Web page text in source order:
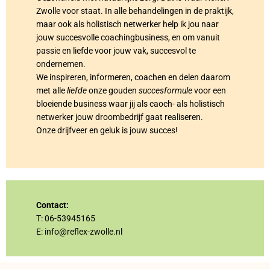
Zwolle voor staat. In alle behandelingen in de praktijk,
maar ook als holistisch netwerker help ik jou naar
jouw succesvolle coachingbusiness, en om vanuit
passie en liefde voor jouw vak, succesvol te
ondernemen.
We inspireren, informeren, coachen en delen daarom
met alleliefdeonze gouden succesformulevoor een
bloeiende business waar jij als caoch- als holistisch
netwerker jouw droombedrijf gaat realiseren.
Onze drijfveer en geluk is jouw succes!
Contact:
T: 06-53945165
E: info@reflex-zwolle.nl